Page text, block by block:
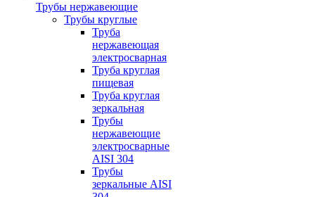
Трубы нержавеющие
Трубы круглые
Труба
нержавеющая
электросварная
Труба круглая
пищевая
Труба круглая
зеркальная
Трубы
нержавеющие
электросварные
AISI 304
Трубы
зеркальные AISI